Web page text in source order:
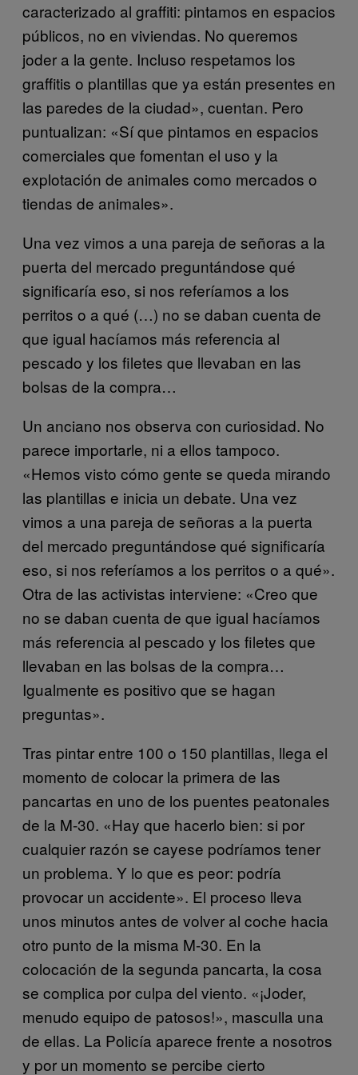
caracterizado al graffiti: pintamos en espacios
públicos, no en viviendas. No queremos
joder a la gente. Incluso respetamos los
graffitis o plantillas que ya están presentes en
las paredes de la ciudad», cuentan. Pero
puntualizan: «Sí que pintamos en espacios
comerciales que fomentan el uso y la
explotación de animales como mercados o
tiendas de animales».
Una vez vimos a una pareja de señoras a la
puerta del mercado preguntándose qué
significaría eso, si nos referíamos a los
perritos o a qué (…) no se daban cuenta de
que igual hacíamos más referencia al
pescado y los filetes que llevaban en las
bolsas de la compra…
Un anciano nos observa con curiosidad. No
parece importarle, ni a ellos tampoco.
«Hemos visto cómo gente se queda mirando
las plantillas e inicia un debate. Una vez
vimos a una pareja de señoras a la puerta
del mercado preguntándose qué significaría
eso, si nos referíamos a los perritos o a qué».
Otra de las activistas interviene: «Creo que
no se daban cuenta de que igual hacíamos
más referencia al pescado y los filetes que
llevaban en las bolsas de la compra…
Igualmente es positivo que se hagan
preguntas».
Tras pintar entre 100 o 150 plantillas, llega el
momento de colocar la primera de las
pancartas en uno de los puentes peatonales
de la M-30. «Hay que hacerlo bien: si por
cualquier razón se cayese podríamos tener
un problema. Y lo que es peor: podría
provocar un accidente». El proceso lleva
unos minutos antes de volver al coche hacia
otro punto de la misma M-30. En la
colocación de la segunda pancarta, la cosa
se complica por culpa del viento. «¡Joder,
menudo equipo de patosos!», masculla una
de ellas. La Policía aparece frente a nosotros
y por un momento se percibe cierto